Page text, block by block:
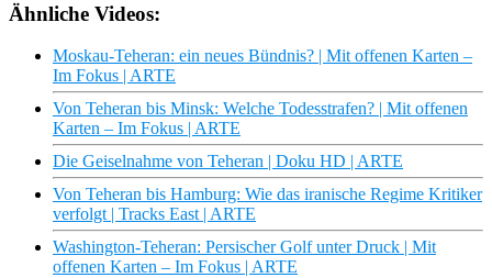
Ähnliche Videos:
Moskau-Teheran: ein neues Bündnis? | Mit offenen Karten –
Im Fokus | ARTE
Von Teheran bis Minsk: Welche Todesstrafen? | Mit offenen
Karten – Im Fokus | ARTE
Die Geiselnahme von Teheran | Doku HD | ARTE
Von Teheran bis Hamburg: Wie das iranische Regime Kritiker
verfolgt | Tracks East | ARTE
Washington-Teheran: Persischer Golf unter Druck | Mit
offenen Karten – Im Fokus | ARTE